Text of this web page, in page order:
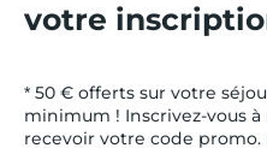
votre
* 50 € offerts sur votre
minimum ! Inscrivez-vous
recevoir votre code promo.